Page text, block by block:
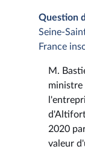
Question
Seine-
France
M.
ministre
d'Altifort
2020
valeur